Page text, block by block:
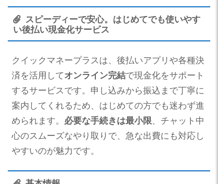
スピーディーで安心。はじめてでも使いやす
い後払い現金化サービス
クイックマネープラスは、後払いアプリや各種決
済を活用してオンライン完結で現金化をサポート
するサービスです。申し込みから振込まで丁寧に
案内してくれるため、はじめての方でも迷わず進
められます。 必要な手続きは最小限、チャット中
心のスムーズなやり取りで、急な出費にも対応し
やすいのが魅力です。